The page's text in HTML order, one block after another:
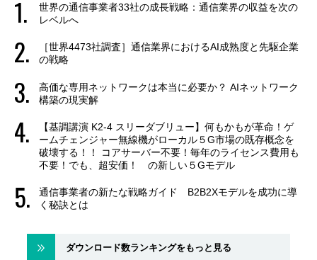
世界の通信事業者33社の成長戦略：通信業界の収益を次の
レベルへ
［世界4473社調査］通信業界におけるAI成熟度と先駆企業
の戦略
高価な専用ネットワークは本当に必要か？ AIネットワーク
構築の現実解
【基調講演 K2-4 スリーダブリュー】何もかもが革命！ゲ
ームチェンジャー無線機がローカル５G市場の既存概念を
破壊する！！ コアサーバー不要！毎年のライセンス費用も
不要！でも、超安価！ の新しい５Gモデル
通信事業者の新たな戦略ガイド B2B2Xモデルを成功に導
く秘訣とは
ダウンロード数ランキングをもっと見る